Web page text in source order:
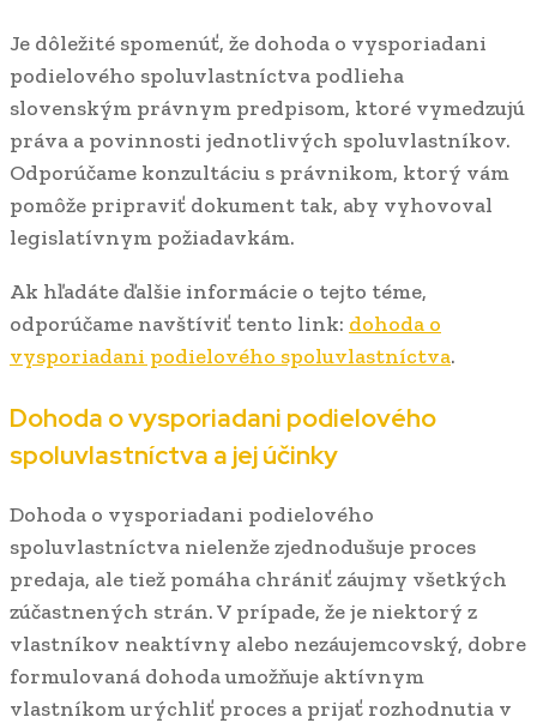
Je dôležité spomenúť, že dohoda o vysporiadani
podielového spoluvlastníctva podlieha
slovenským právnym predpisom, ktoré vymedzujú
práva a povinnosti jednotlivých spoluvlastníkov.
Odporúčame konzultáciu s právnikom, ktorý vám
pomôže pripraviť dokument tak, aby vyhovoval
legislatívnym požiadavkám.
Ak hľadáte ďalšie informácie o tejto téme,
odporúčame navštíviť tento link: dohoda o
vysporiadani podielového spoluvlastníctva.
Dohoda o vysporiadani podielového
spoluvlastníctva a jej účinky
Dohoda o vysporiadani podielového
spoluvlastníctva nielenže zjednodušuje proces
predaja, ale tiež pomáha chrániť záujmy všetkých
zúčastnených strán. V prípade, že je niektorý z
vlastníkov neaktívny alebo nezáujemcovský, dobre
formulovaná dohoda umožňuje aktívnym
vlastníkom urýchliť proces a prijať rozhodnutia v